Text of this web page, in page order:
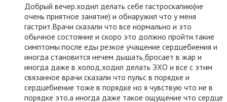
Добрый вечер.ходил делать себе гастроскапию(не
очень приятное занятие) и обнаружил что у меня
гастрит.Врачи сказали что все нормально и это
обычное состояние и скоро это должно пройти.такие
симптомы:после еды резкое учащение сердцебиения и
иногда становится нечем дышать,бросает в жар и
иногда даже в холод,ходил делать ЭХО и все с этим
связанное врачи сказали что пульс в порядке и
сердцебиение тоже в порядке но я чувствую что не в
порядке это.а иногда даже такое ощущение что сердце